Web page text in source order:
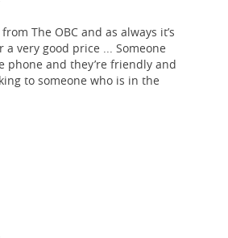
The OBC and as always it’s
very good price ... Someone
phone and they’re friendly and
to someone who is in the